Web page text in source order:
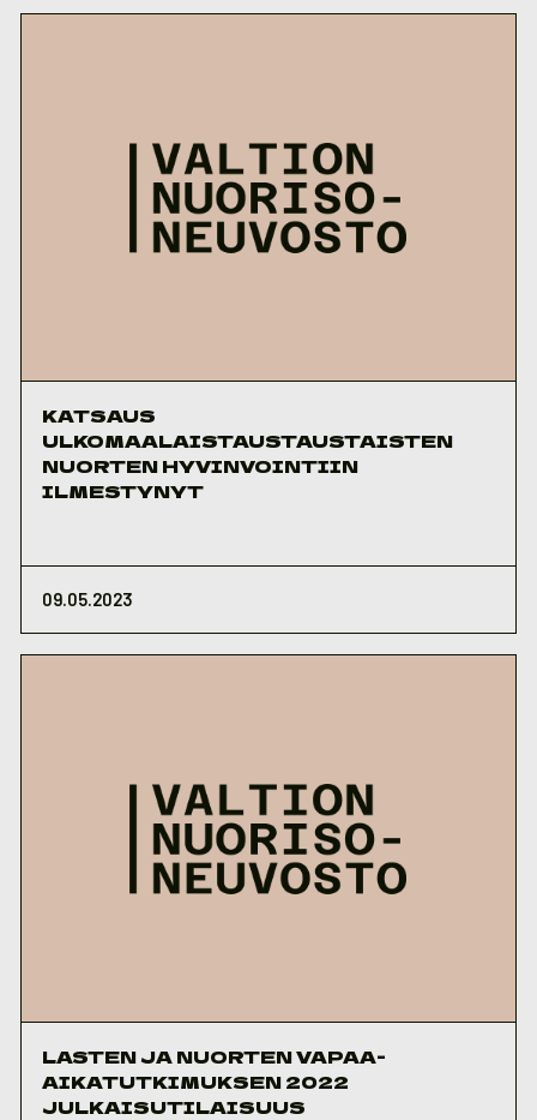
KATSAUS
ULKOMAALAISTAUSTAUSTAISTEN
NUORTEN HYVINVOINTIIN
ILMESTYNYT
09.05.2023
LASTEN JA NUORTEN VAPAA-
AIKATUTKIMUKSEN 2022
JULKAISUTILAISUUS